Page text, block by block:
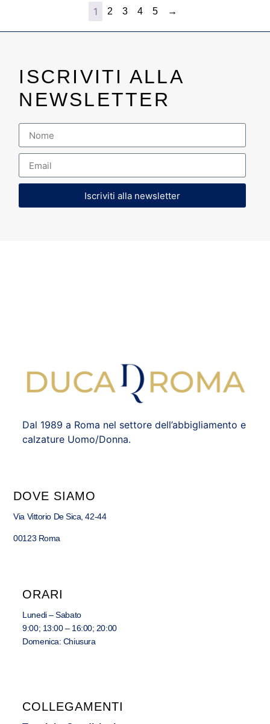
1 2 3 4 5 →
ISCRIVITI ALLA
NEWSLETTER
Iscriviti alla newsletter
Dal 1989 a Roma nel settore dell’abbigliamento e
calzature Uomo/Donna.
DOVE SIAMO
Via Vittorio De Sica, 42-44
00123 Roma
ORARI
Lunedi – Sabato
9:00; 13:00 – 16:00; 20:00
Domenica: Chiusura
COLLEGAMENTI